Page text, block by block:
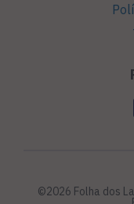
©2026 Folha dos